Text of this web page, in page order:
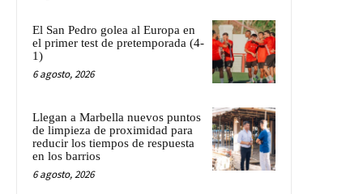
El San Pedro golea al Europa en
el primer test de pretemporada (4-
1)
6 agosto, 2026
Llegan a Marbella nuevos puntos
de limpieza de proximidad para
reducir los tiempos de respuesta
en los barrios
6 agosto, 2026